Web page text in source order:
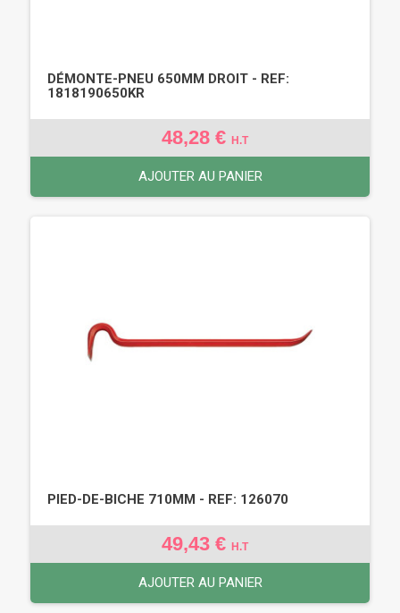
DÉMONTE-PNEU 650MM DROIT - REF:
1818190650KR
48,28 € H.T
AJOUTER AU PANIER
PIED-DE-BICHE 710MM - REF: 126070
49,43 € H.T
AJOUTER AU PANIER